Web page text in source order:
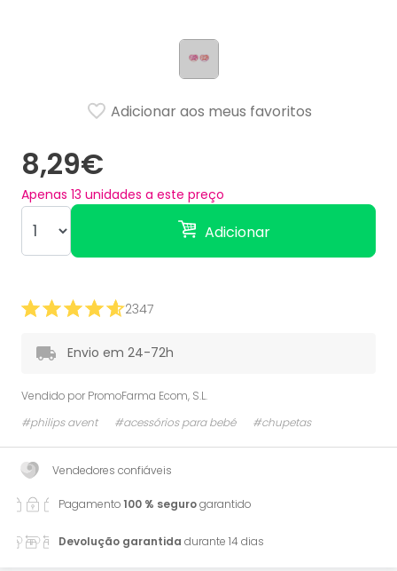
8,29€
Apenas 13 unidades a este preço
Adicionar
Adicionar aos meus favoritos
2347
Envio em 24-72h
Vendido por PromoFarma Ecom, S.L.
#philips avent
#acessórios para bebé #chupetas
Vendedores confiáveis
Pagamento100 % segurogarantido
Devolução garantida durante 14 dias